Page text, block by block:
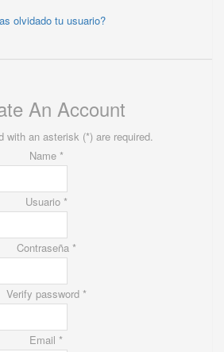
olvidado tu usuario?
An Account
with an asterisk (*) are required.
Name *
Usuario *
Contraseña *
Verify password *
Email *